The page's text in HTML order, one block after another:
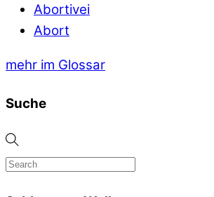
Abortivei
Abort
mehr im Glossar
Suche